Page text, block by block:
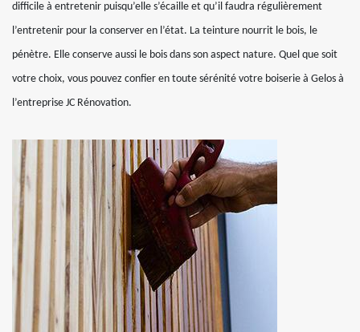
difficile à entretenir puisqu’elle s’écaille et qu’il faudra régulièrement
l’entretenir pour la conserver en l’état. La teinture nourrit le bois, le
pénètre. Elle conserve aussi le bois dans son aspect nature. Quel que soit
votre choix, vous pouvez confier en toute sérénité votre boiserie à Gelos à
l’entreprise JC Rénovation.